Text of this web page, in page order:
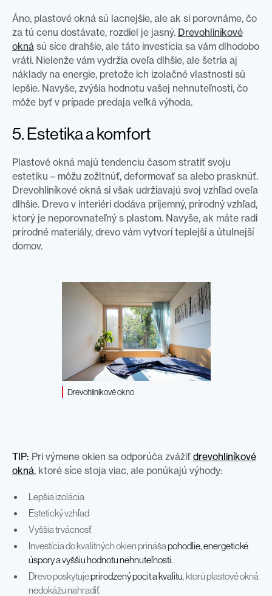
Áno, plastové okná sú lacnejšie, ale ak si porovnáme, čo
za tú cenu dostávate, rozdiel je jasný. Drevohliníkové
oknású síce drahšie, ale táto investícia sa vám dlhodobo
vráti. Nielenže vám vydržia oveľa dlhšie, ale šetria aj
náklady na energie, pretože ich izolačné vlastnosti sú
lepšie. Navyše, zvýšia hodnotu vašej nehnuteľnosti, čo
môže byť v prípade predaja veľká výhoda.
5. Estetika a komfort
Plastové okná majú tendenciu časom stratiť svoju
estetiku – môžu zožltnúť, deformovať sa alebo prasknúť.
Drevohliníkové okná si však udržiavajú svoj vzhľad oveľa
dlhšie. Drevo v interiéri dodáva príjemný, prírodný vzhľad,
ktorý je neporovnateľný s plastom. Navyše, ak máte radi
prírodné materiály, drevo vám vytvorí teplejší a útulnejší
domov.
Drevohliníkové okno
TIP: Pri výmene okien sa odporúča zvážiť drevohliníkové
okná, ktoré síce stoja viac, ale ponúkajú výhody:
Lepšia izolácia
Estetický vzhľad
Vyššia trvácnosť
Investícia do kvalitných okien prinášapohodlie, energetické
úspory a vyššiu hodnotu nehnuteľnosti.
Drevo poskytujeprirodzený pocit a kvalitu, ktorú plastové okná
nedokážu nahradiť.